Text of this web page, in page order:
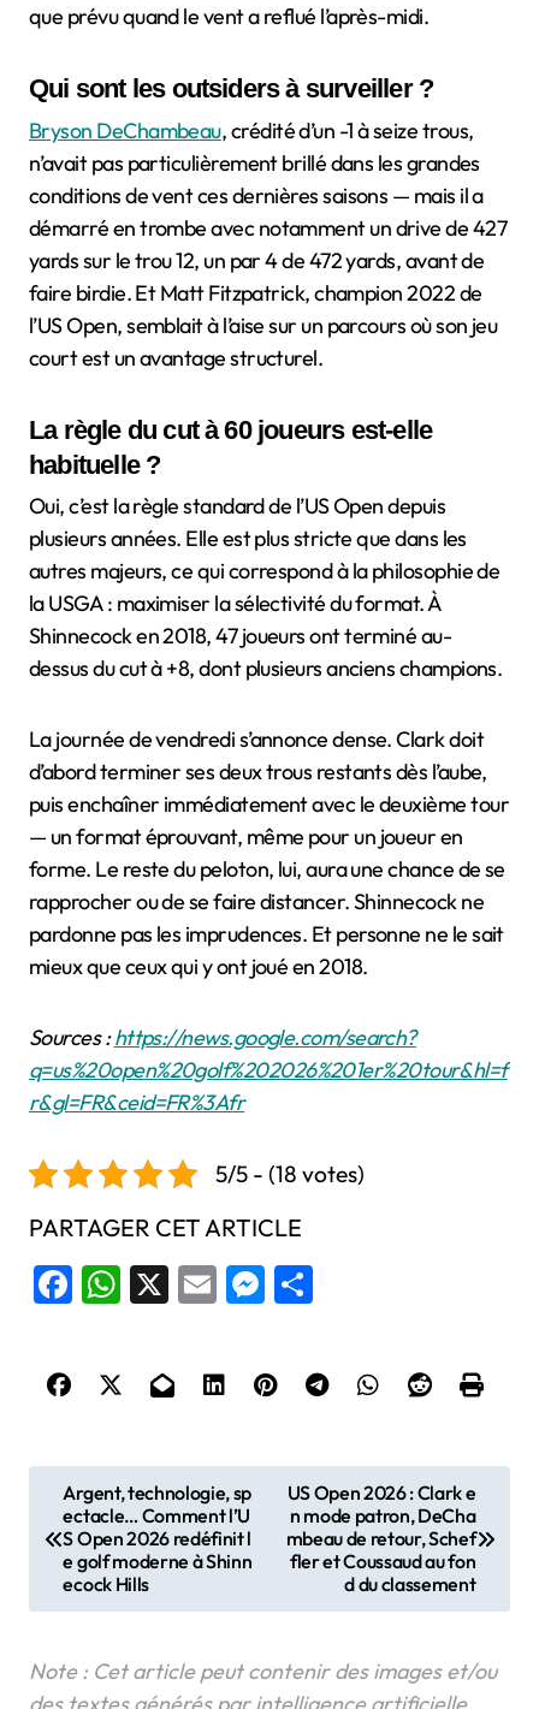
que prévu quand le vent a reflué l’après-midi.
Qui sont les outsiders à surveiller ?
Bryson DeChambeau, crédité d’un -1 à seize trous,
n’avait pas particulièrement brillé dans les grandes
conditions de vent ces dernières saisons — mais il a
démarré en trombe avec notamment un drive de 427
yards sur le trou 12, un par 4 de 472 yards, avant de
faire birdie. Et Matt Fitzpatrick, champion 2022 de
l’US Open, semblait à l’aise sur un parcours où son jeu
court est un avantage structurel.
La règle du cut à 60 joueurs est-elle
habituelle ?
Oui, c’est la règle standard de l’US Open depuis
plusieurs années. Elle est plus stricte que dans les
autres majeurs, ce qui correspond à la philosophie de
la USGA : maximiser la sélectivité du format. À
Shinnecock en 2018, 47 joueurs ont terminé au-
dessus du cut à +8, dont plusieurs anciens champions.
La journée de vendredi s’annonce dense. Clark doit
d’abord terminer ses deux trous restants dès l’aube,
puis enchaîner immédiatement avec le deuxième tour
— un format éprouvant, même pour un joueur en
forme. Le reste du peloton, lui, aura une chance de se
rapprocher ou de se faire distancer. Shinnecock ne
pardonne pas les imprudences. Et personne ne le sait
mieux que ceux qui y ont joué en 2018.
Sources :https://news.google.com/search?
q=us%20open%20golf%202026%201er%20tour&hl=f
r&gl=FR&ceid=FR%3Afr
5/5 - (18 votes)
PARTAGER CET ARTICLE
Facebook
WhatsApp
X EmailMessenger
i
a
Argent, technologie, sp
ectacle… Comment l’U
S Open 2026 redéfinit l
e golf moderne à Shinn
ecock Hills
US Open 2026 : Clark e
n mode patron, DeCha
mbeau de retour, Schef
fler et Coussaud au fon
d du classement